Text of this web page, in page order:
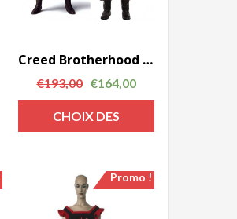
Creed Brotherhood Assassin Ezio Auditore Halloween cosplay costume
€193,00 €164,00
CHOIX DES
Promo !